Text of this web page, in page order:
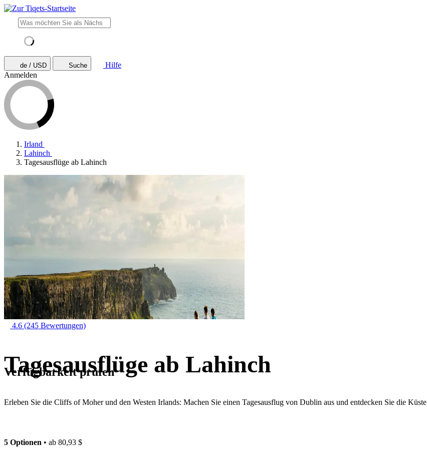
de / USD Suche
Hilfe
Anmelden
Irland
Lahinch
Tagesausflüge ab Lahinch
4.6 (245 Bewertungen)
Tagesausflüge ab Lahinch
Erleben Sie die Cliffs of Moher und den Westen Irlands: Machen Sie einen Tagesausflug von Dublin aus und entdecken Sie die Küste
Verfügbarkeit prüfen
5 Optionen • ab 80,93 $